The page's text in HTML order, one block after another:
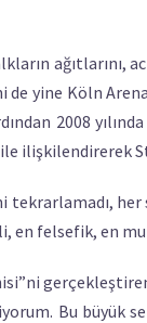
ağıtlarını,
de yine Köln
2008
ile ilişkilendirerek
en felsefik, en
Bu büyük